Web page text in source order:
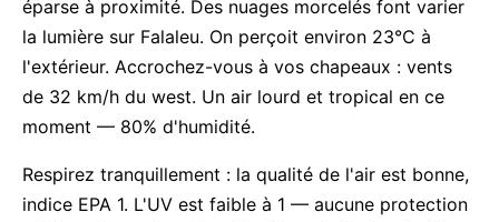
éparse à proximité. Des nuages morcelés font varier
la lumière sur Falaleu. On perçoit environ 23°C à
l'extérieur. Accrochez-vous à vos chapeaux : vents
de 32 km/h du west. Un air lourd et tropical en ce
moment — 80% d'humidité.
Respirez tranquillement : la qualité de l'air est bonne,
indice EPA 1. L'UV est faible à 1 — aucune protection